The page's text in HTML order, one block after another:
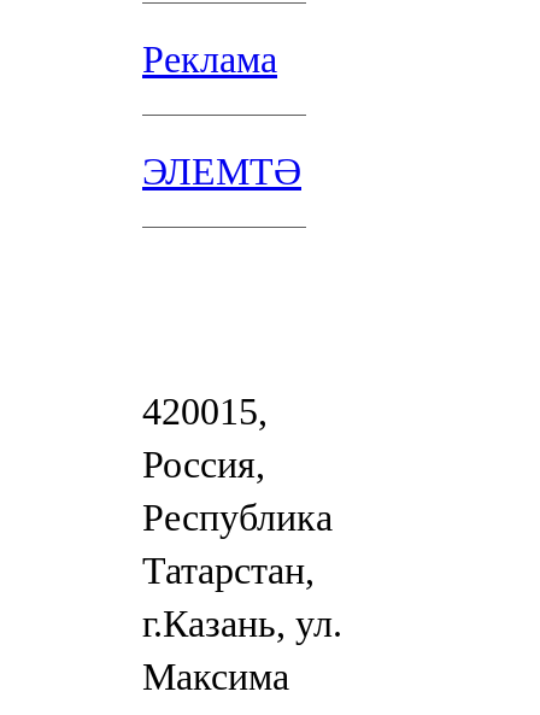
Реклама
ЭЛЕМТӘ
420015,
Россия,
Республика
Татарстан,
г.Казань, ул.
Максима